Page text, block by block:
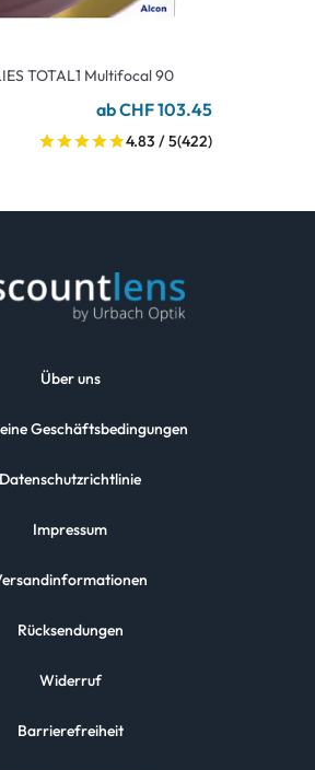
TOTAL1 Multifocal 90
ab CHF 103.45
4.83 / 5(422)
Über uns
Geschäftsbedingungen
Datenschutzrichtlinie
Impressum
Rücksendungen
Widerruf
Barrierefreiheit